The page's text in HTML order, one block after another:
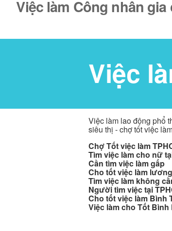
Việc làm Công nhân
Việc
Việc làm lao động phổ
siêu thị - chợ tốt việc
Chợ Tốt việc làm
Tìm việc làm cho nữ
Cần tìm việc làm gấp
Cho tốt việc làm
Tìm việc làm không
Người tìm việc tại
Cho tốt việc làm Bình
Việc làm cho Tốt